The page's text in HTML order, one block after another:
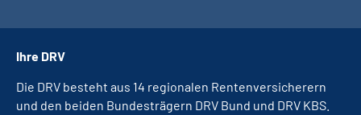
Ihre DRV
Die DRV besteht aus 14 regionalen Rentenversicherern
und den beiden Bundesträgern DRV Bund und DRV KBS.